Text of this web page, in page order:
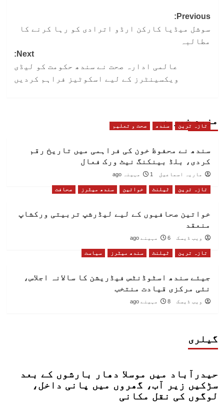
Post
navigation
Previous:
سوشل میڈیا کارکن ارڈو اترادی کو رہا کرنے کا
مطالبہ
Next:
عالمی ادارہ صحت نے سندھ حکومت کو لیڈی
ویکسینٹرز کے لیے اسکوٹیز فراہم کردیں
مزید خبریں
تازہ ترین سندھ صحت و تعلیم
سندھ نے محفوظ خون کی فراہمی میں تاریخ رقم
کردی، بلڈ بینکنگ نیٹ ورک فعال
ماریہ اسماعیل 1 مہینہ ago
تازہ ترین ٹیلنٹ خواتین سندھ میٹرز صحافت
خواتین صحافیوں کے لیے لیڈرشپ تربیتی ورکشاپ
منعقد
ویب ڈیسک 6 مہینے ago
تازہ ترین ٹیلنٹ سندھ میٹرز سیاست
جیئے سندھ اسٹوڈنٹس فیڈریشن کا سالانہ اجلاس،
نئی مرکزی قیادت منتخب
ویب ڈیسک 8 مہینے ago
گیلری
حیدرآباد میں موسلا دھار بارشوں کے بعد
سڑکیں زیر آب، گھروں میں پانی داخل،
لوگوں کی نقل مکانی